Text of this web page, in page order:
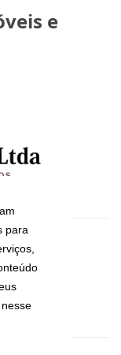
para
e